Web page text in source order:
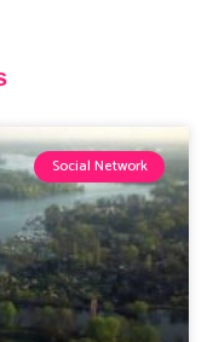
Social Network